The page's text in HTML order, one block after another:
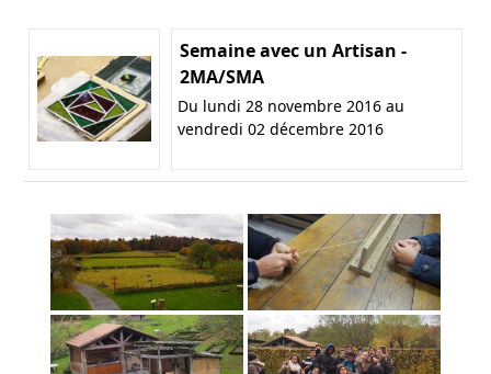
Semaine avec un Artisan -
2MA/SMA
Du lundi 28 novembre 2016 au
vendredi 02 décembre 2016